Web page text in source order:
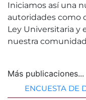
Iniciamos así una
autoridades como
Ley Universitaria
nuestra
Más publicaciones...
ENCUESTA DE